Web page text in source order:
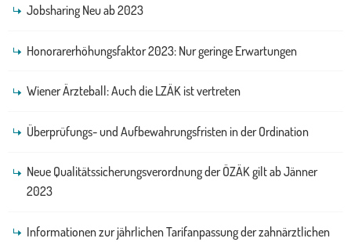
Jobsharing Neu ab 2023
Honorarerhöhungsfaktor 2023: Nur geringe Erwartungen
Wiener Ärzteball: Auch die LZÄK ist vertreten
Überprüfungs- und Aufbewahrungsfristen in der Ordination
Neue Qualitätssicherungsverordnung der ÖZÄK gilt ab Jänner
2023
Informationen zur jährlichen Tarifanpassung der zahnärztlichen